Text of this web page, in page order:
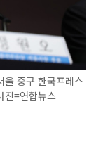
중구 한국프레스
진=연합뉴스